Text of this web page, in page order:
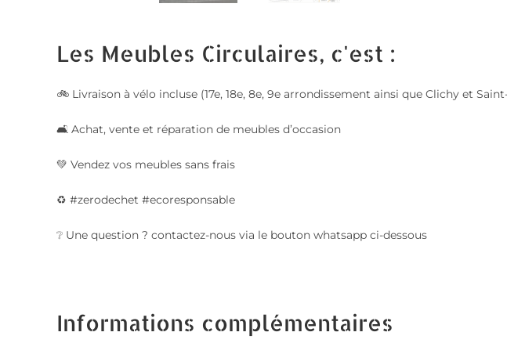
Les Meubles Circulaires, c'est :
🚲 Livraison à vélo incluse (17e, 18e, 8e, 9e arrondissement ainsi que Clichy et
🛋️ Achat, vente et réparation de meubles d’occasion
💚 Vendez vos meubles sans frais
♻️ #zerodechet #ecoresponsable
❔ Une question ? contactez-nous via le bouton whatsapp ci-dessous
Informations complémentaires